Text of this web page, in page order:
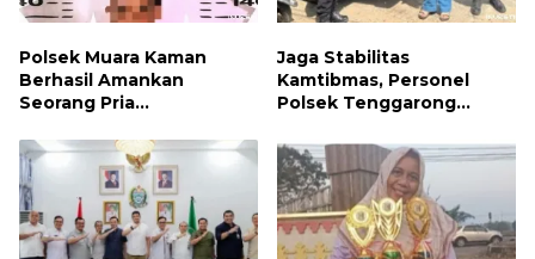
Polsek Muara Kaman
Berhasil Amankan
Seorang Pria
Jenis Sabu
Jaga Stabilitas
Kamtibmas, Personel
Polsek Tenggarong
Dialogis Siang Hari